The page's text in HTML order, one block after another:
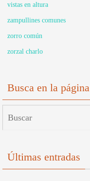
vistas en altura
zampullines comunes
zorro común
zorzal charlo
Busca en la página
Últimas entradas